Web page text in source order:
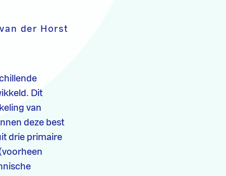
der Horst
Dit
van
deze best
drie primaire